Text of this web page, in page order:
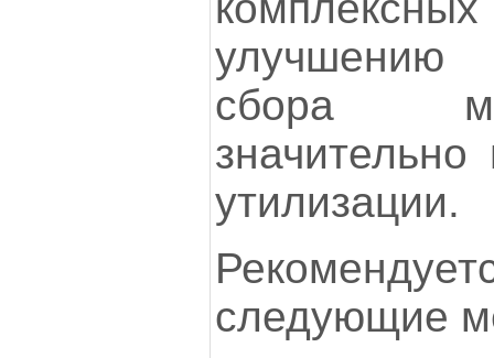
улучшению
сбора
утилизации.
следующие